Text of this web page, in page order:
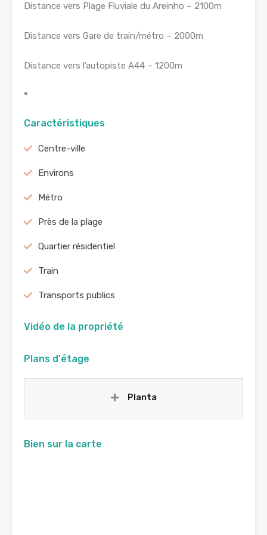
Distance vers Plage Fluviale du Areinho – 2100m
Distance vers Gare de train/métro – 2000m
Distance vers l’autopiste A44 – 1200m
*
Caractéristiques
Centre-ville
Environs
Métro
Près de la plage
Quartier résidentiel
Train
Transports publics
Vidéo de la propriété
Plans d'étage
Planta
Bien sur la carte